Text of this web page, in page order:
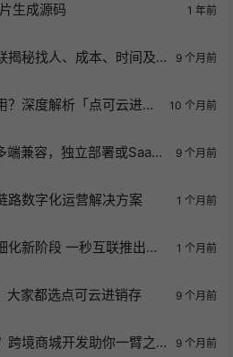
生成源码 1 年前
揭秘找人、成本、时间及
9 个月前
？深度解析「点可云进销
10 个月前
端兼容，独立部署或SaaS
9 个月前
路数字化运营解决方案 1 个月前
化新阶段 一秒互联推出全
1 个月前
大家都选点可云进销存 9 个月前
跨境商城开发助你一臂之
9 个月前